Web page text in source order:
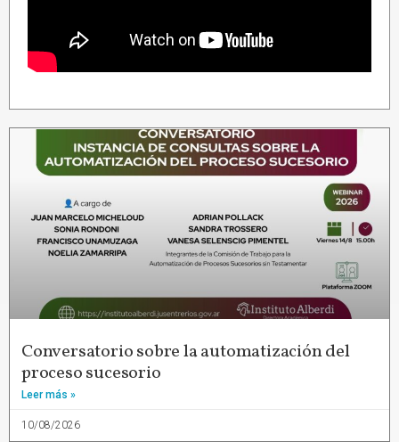
Conversatorio sobre la automatización del
proceso sucesorio
Leer más »
10/08/2026